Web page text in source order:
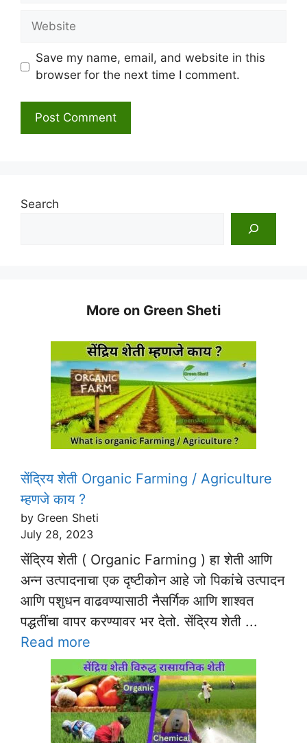
Website
Save my name, email, and website in this
browser for the next time I comment.
Search
More on Green Sheti
सेंद्रिय शेती Organic Farming / Agriculture
म्हणजे काय ?
by Green Sheti
July 28, 2023
सेंद्रिय शेती ( Organic Farming ) हा शेती आणि
अन्न उत्पादनाचा एक दृष्टीकोन आहे जो पिकांचे उत्पादन
आणि पशुधन वाढवण्यासाठी नैसर्गिक आणि शाश्वत
पद्धतींचा वापर करण्यावर भर देतो. सेंद्रिय शेती ...
Read more